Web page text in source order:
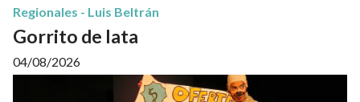
Gorrito de lata
Regionales - Luis Beltrán
04/08/2026